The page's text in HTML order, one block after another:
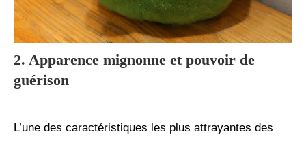
2. Apparence mignonne et pouvoir de
guérison
L’une des caractéristiques les plus attrayantes des